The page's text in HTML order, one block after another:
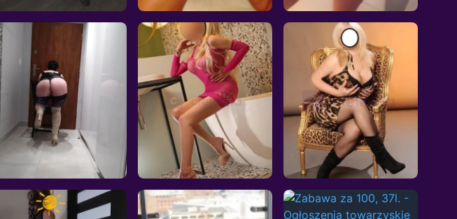
Ciasna i mokra
Sandomierz, 43l.
Cena: 250
Wyjazdy: Nie
Wiek: 43
Waga: 65
Wzrost: 168
Biust: 3
Metoda na loda 60zl
Kielce, 38l.
Cena:
Wyjazdy: Nie
Wiek: 38
Waga: 79
Wzrost: 170
Biust: 5
Nowa Alicja
Skarżysko-Kamienna,
Cena: 400
Wyjazdy: Nie
Wiek: 23
Waga: 55
Wzrost: 167
Biust: 5
Naturalna-pachnąca. Zapraszam na miłe spotkanie!
Kielce, 49l.
Spontaniczna
Kielce, 43l.
Soczysta cipka
Końskie, 37l.